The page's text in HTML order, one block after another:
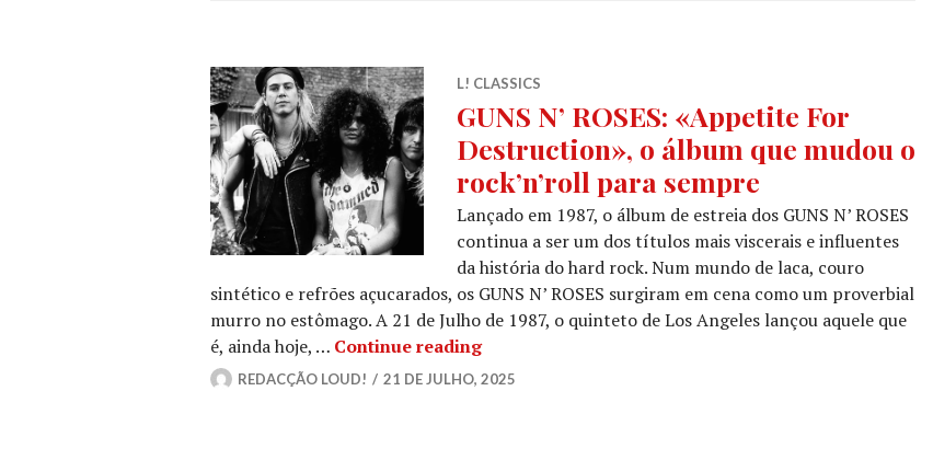
L! CLASSICS
GUNS N’ ROSES: «Appetite For
Destruction», o álbum que mudou o
rock’n’roll para sempre
Lançado em 1987, o álbum de estreia dos GUNS N’ ROSES
continua a ser um dos títulos mais viscerais e influentes
da história do hard rock. Num mundo de laca, couro
sintético e refrões açucarados, os GUNS N’ ROSES surgiram em cena como um proverbial
murro no estômago. A 21 de Julho de 1987, o quinteto de Los Angeles lançou aquele que
é, ainda hoje, … Continue readingGUNS N’ ROSES: «Appetite For Destruction», o
REDACÇÃO LOUD! 21 DE JULHO, 2025